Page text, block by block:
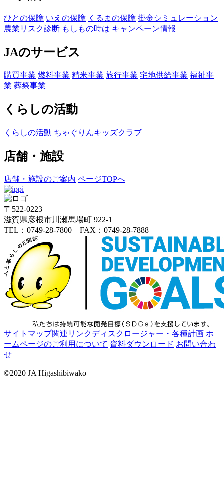
ひとの保障 いえの保障 くるまの保障 掛金シミュレーション
農業リスク診断 もしもの時は キャンペーン情報
JAのサービス
購買事業 燃料事業 精米事業 旅行事業 宅地供給事業 福祉事
業 葬祭事業
くらしの活動
くらしの活動 ちゃぐりんキッズクラブ
店舗・施設
店舗・施設のご案内 ページTOPへ
〒522-0223
滋賀県彦根市川瀬馬場町 922-1
TEL：0749-28-7800 FAX：0749-28-7888
サイトマップ関連リンクディスクロージャー・各種計画 ホ
ームページのご利用について 資料ダウンロード お問い合わ
せ
©2020 JA Higashibiwako